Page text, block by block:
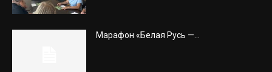
Марафон «Белая Русь —...